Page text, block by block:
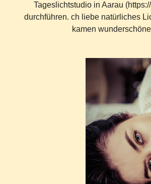
Tageslichtstudio in Aarau
durchführen. ch liebe natürliches
kamen